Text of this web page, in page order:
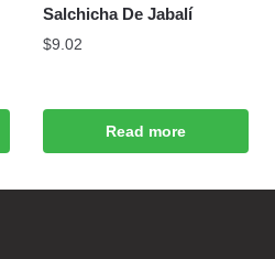
Salchicha De Jabalí
$9.02
Read more